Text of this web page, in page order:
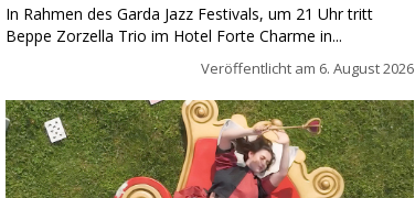
In Rahmen des Garda Jazz Festivals, um 21 Uhr tritt
Beppe Zorzella Trio im Hotel Forte Charme in...
Veröffentlicht am 6. August 2026